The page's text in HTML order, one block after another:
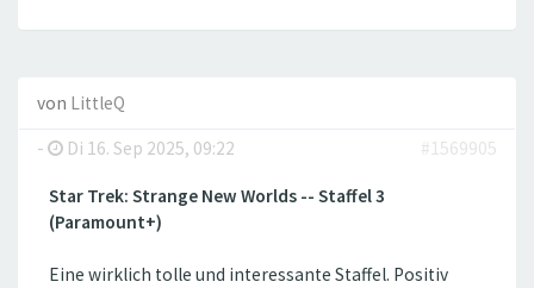
von LittleQ
-
Di 16. Sep 2025, 09:22 #1569905
Star Trek: Strange New Worlds -- Staffel 3
(Paramount+)
Eine wirklich tolle und interessante Staffel. Positiv